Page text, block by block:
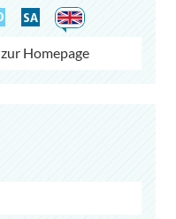
zur Homepage